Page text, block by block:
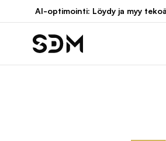
sisältöön
AI-optimointi: Löydy ja myy